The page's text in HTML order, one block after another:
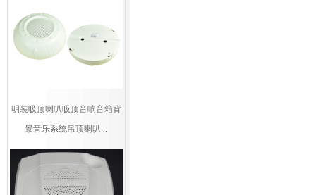
明装吸顶喇叭吸顶音响音箱背
景音乐系统吊顶喇叭...